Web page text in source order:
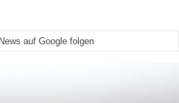
auf Google folgen